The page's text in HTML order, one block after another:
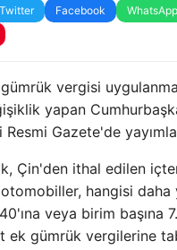
Twitter Facebook WhatsApp
vergisi
yapan
Gazete'de
Çin'den ithal edilen
hangisi daha
veya birim başına
ek gümrük vergilerine